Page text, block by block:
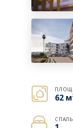
62